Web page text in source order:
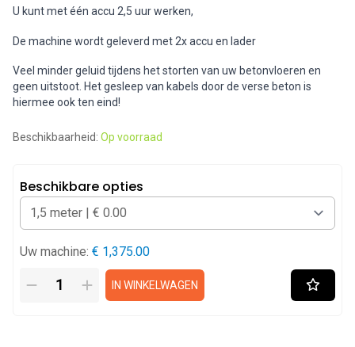
U kunt met één accu 2,5 uur werken,
De machine wordt geleverd met 2x accu en lader
Veel minder geluid tijdens het storten van uw betonvloeren en
geen uitstoot. Het gesleep van kabels door de verse beton is
hiermee ook ten eind!
Beschikbaarheid: Op voorraad
Beschikbare opties
Uw machine: € 1,375.00
IN WINKELWAGEN